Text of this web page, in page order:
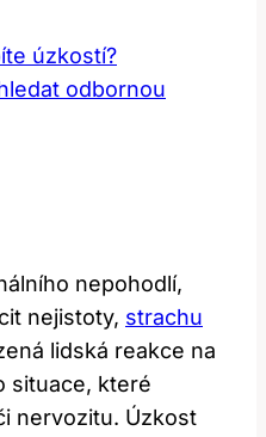
úzkostí?
odbornou
nepohodlí,
nejistoty, strachu
lidská reakce na
situace, které
nervozitu. Úzkost